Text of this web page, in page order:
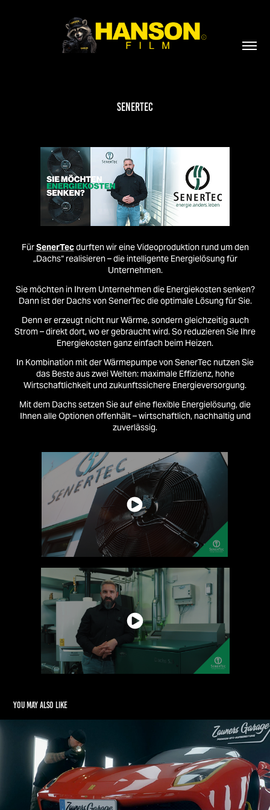
Senertec
FürSenerTecdurften wir eine Videoproduktion rund um den
„Dachs“ realisieren – die intelligente Energielösung für
Unternehmen.
Sie möchten in Ihrem Unternehmen die Energiekosten senken?
Dann ist der Dachs von SenerTec die optimale Lösung für Sie.
Denn er erzeugt nicht nur Wärme, sondern gleichzeitig auch
Strom – direkt dort, wo er gebraucht wird. So reduzieren Sie Ihre
Energiekosten ganz einfach beim Heizen.
In Kombination mit der Wärmepumpe von SenerTec nutzen Sie
das Beste aus zwei Welten: maximale Effizienz, hohe
Wirtschaftlichkeit und zukunftssichere Energieversorgung.
Mit dem Dachs setzen Sie auf eine flexible Energielösung, die
Ihnen alle Optionen offenhält – wirtschaftlich, nachhaltig und
zuverlässig.
You may also like
Zauner`s Garage
2025